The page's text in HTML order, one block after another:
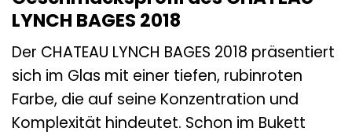
LYNCH BAGES 2018
Der CHATEAU LYNCH BAGES 2018 präsentiert
sich im Glas mit einer tiefen, rubinroten
Farbe, die auf seine Konzentration und
Komplexität hindeutet. Schon im Bukett